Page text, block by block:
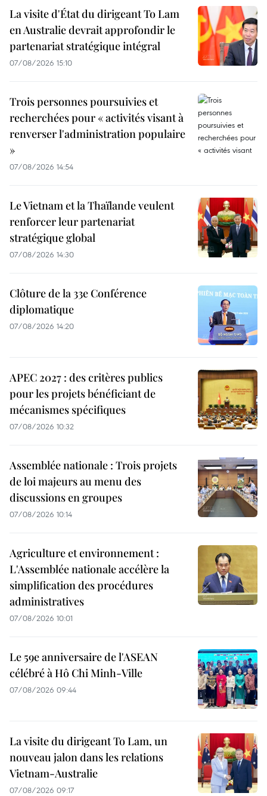
La visite d'État du dirigeant To Lam
en Australie devrait approfondir le
partenariat stratégique intégral
07/08/2026 15:10
Trois personnes poursuivies et
recherchées pour « activités visant à
renverser l'administration populaire
»
07/08/2026 14:54
Le Vietnam et la Thaïlande veulent
renforcer leur partenariat
stratégique global
07/08/2026 14:30
Clôture de la 33e Conférence
diplomatique
07/08/2026 14:20
APEC 2027 : des critères publics
pour les projets bénéficiant de
mécanismes spécifiques
07/08/2026 10:32
Assemblée nationale : Trois projets
de loi majeurs au menu des
discussions en groupes
07/08/2026 10:14
Agriculture et environnement :
L'Assemblée nationale accélère la
simplification des procédures
administratives
07/08/2026 10:01
Le 59e anniversaire de l'ASEAN
célébré à Hô Chi Minh-Ville
07/08/2026 09:44
La visite du dirigeant To Lam, un
nouveau jalon dans les relations
Vietnam-Australie
07/08/2026 09:17